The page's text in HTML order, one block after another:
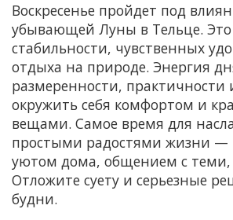
Воскресенье пройдет под
убывающей Луны в Тельце.
стабильности, чувственных
отдыха на природе. Энергия
размеренности,
окружить себя комфортом и
вещами. Самое время для
простыми радостями жизни —
уютом дома, общением с теми,
Отложите суету и серьезные
будни.